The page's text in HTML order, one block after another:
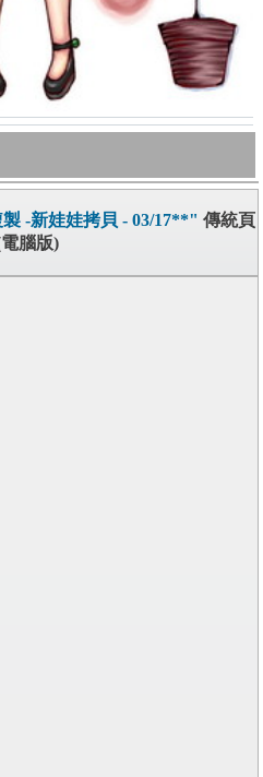
-新娃娃拷貝 - 03/17**" 傳統頁
腦版)